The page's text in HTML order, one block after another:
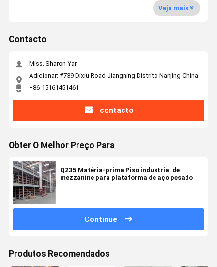
Veja mais
Contacto
Miss. Sharon Yan
Adicionar: #739 Dixiu Road Jiangning Distrito Nanjing China
+86-15161451461
contacto
Obter O Melhor Preço Para
Q235 Matéria-prima Piso industrial de
mezzanine para plataforma de aço pesado
Continue
Produtos Recomendados